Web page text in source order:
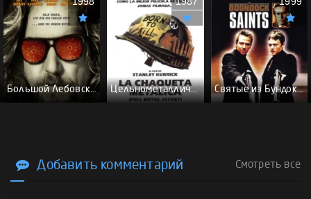
Большой Лебовски - (Перевод Гоблина) Цельнометаллическая оболочка - (Перевод Гоблина) Святые из Бундока \ Святые из трущоб - (Перевод Гоблина)
Добавить комментарий Смотреть все